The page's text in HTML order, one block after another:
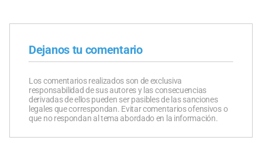
Dejanos tu comentario
Los comentarios realizados son de exclusiva
responsabilidad de sus autores y las consecuencias
derivadas de ellos pueden ser pasibles de las sanciones
legales que correspondan. Evitar comentarios ofensivos o
que no respondan al tema abordado en la información.